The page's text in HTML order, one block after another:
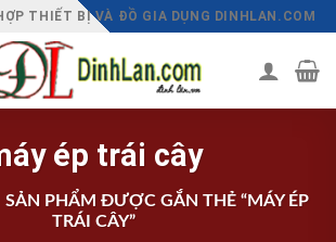
THIẾT BỊ VÀ ĐỒ GIA DỤNG DINHLAN.COM
ép trái cây
SẢN PHẨM ĐƯỢC GẮN THẺ “MÁY ÉP
TRÁI CÂY”